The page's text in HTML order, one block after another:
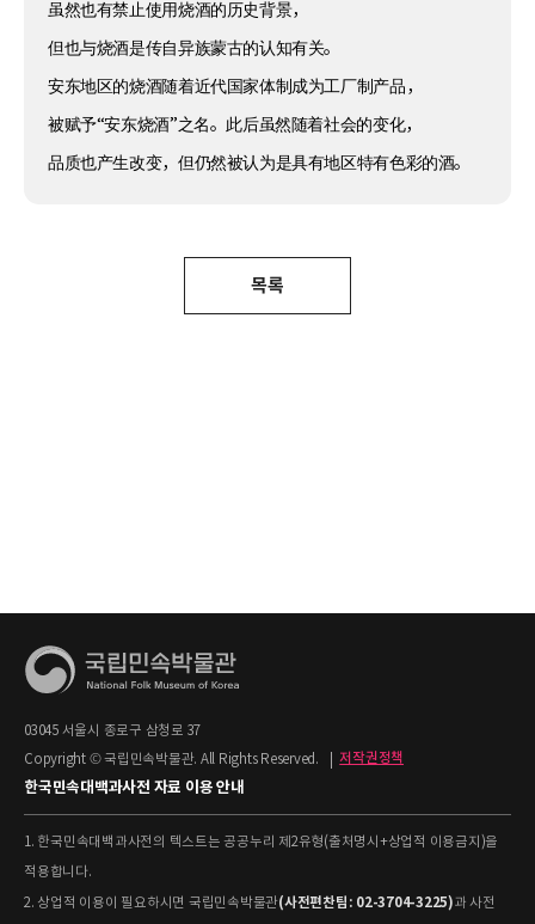
虽然也有禁止使用烧酒的历史背景，
但也与烧酒是传自异族蒙古的认知有关。
安东地区的烧酒随着近代国家体制成为工厂制产品，
被赋予“安东烧酒”之名。此后虽然随着社会的变化，
品质也产生改变，但仍然被认为是具有地区特有色彩的酒。
목록
03045 서울시 종로구 삼청로 37
Copyright © 국립민속박물관. All Rights Reserved.
저작권정책
한국민속대백과사전 자료 이용 안내
1. 한국민속대백과사전의 텍스트는 공공누리 제2유형(출처명시+상업적 이용금지)을
적용합니다.
2. 상업적 이용이 필요하시면 국립민속박물관(사전편찬팀: 02-3704-3225)과 사전